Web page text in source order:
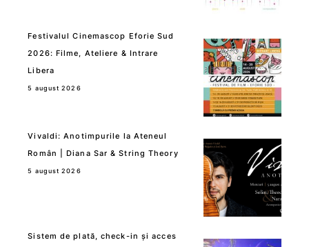
Festivalul Cinemascop Eforie Sud
2026: Filme, Ateliere & Intrare
Libera
5 august 2026
Vivaldi: Anotimpurile la Ateneul
Român | Diana Sar & String Theory
5 august 2026
Sistem de plată, check-in și acces